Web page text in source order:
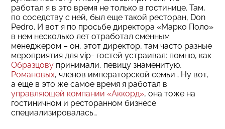
работал я в это время не только в гостинице. Там,
по соседству с ней, был еще такой ресторан, Don
Pedro. И вот я по просьбе директора «Марко Поло»
в нем несколько лет отработал сменным
менеджером – он, этот директор, там часто разные
мероприятия для vip- гостей устраивал: помню, как
Образцову принимали, певицу знаменитую,
Романовых, членов императорской семьи… Ну вот,
а еще в это же самое время я работал в
управляющей компании «Аккорд», она тоже на
гостиничном и ресторанном бизнесе
специализировалась…